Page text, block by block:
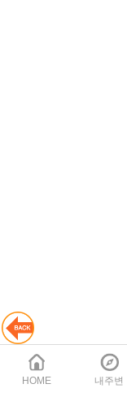
HOME 내주변